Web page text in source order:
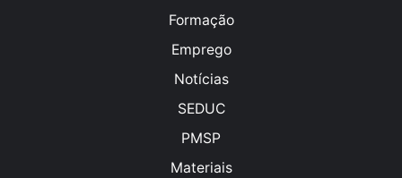
Formação
Emprego
Notícias
SEDUC
PMSP
Materiais